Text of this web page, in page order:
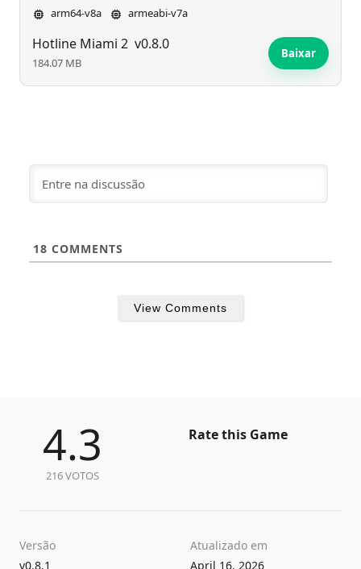
arm64-v8a armeabi-v7a
Hotline Miami 2 v0.8.0
184.07 MB
Baixar
18 COMMENTS
View Comments
4.3
216 VOTOS
Rate this Game
Versão
v0.8.1
Atualizado em
April 16, 2026